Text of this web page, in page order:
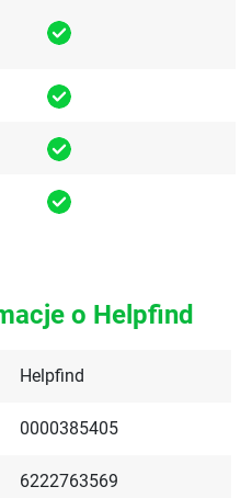
o Helpfind
Helpfind
0000385405
6222763569